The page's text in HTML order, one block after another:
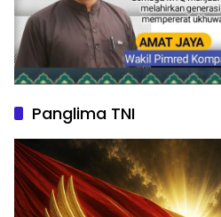
Panglima TNI